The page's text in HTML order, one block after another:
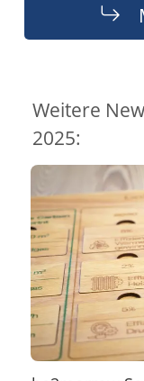
Weitere
2025: